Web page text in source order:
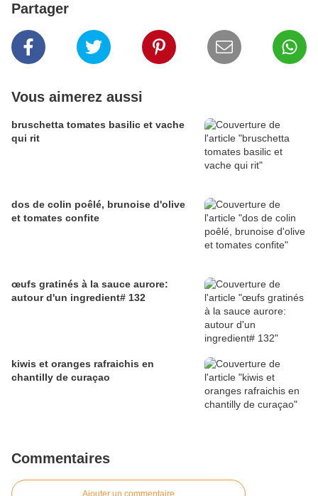
Partager
Vous aimerez aussi
bruschetta tomates basilic et vache
qui rit
dos de colin poêlé, brunoise d'olive
et tomates confite
œufs gratinés à la sauce aurore:
autour d'un ingredient# 132
kiwis et oranges rafraichis en
chantilly de curaçao
Commentaires
Ajouter un commentaire